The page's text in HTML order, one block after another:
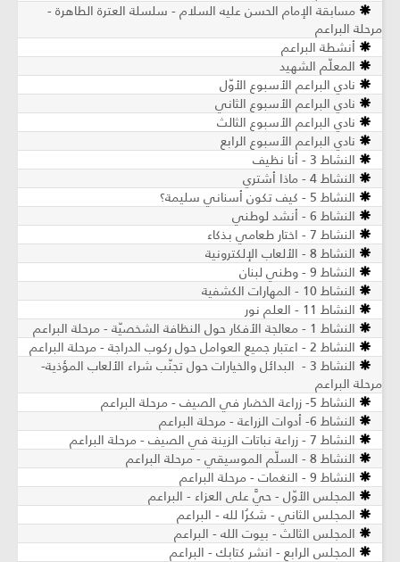
مسابقة الإمام الحسن عليه السلام - سلسلة العترة الطاهرة -
مرحلة البراعم
أنشطة البراعم
المعلّم الشهيد
نادي البراعم الأسبوع الأوّل
نادي البراعم الأسبوع الثاني
نادي البراعم الأسبوع الثالث
نادي البراعم الأسبوع الرابع
النشاط 3 - أنا نظيف
النشاط 4 - ماذا أشتري
النشاط 5 - كيف تكون أسناني سليمة؟
النشاط 6 - أنشد لوطني
النشاط 7 - اختار طعامي بذكاء
النشاط 8 - الألعاب الإلكترونية
النشاط 9 - وطني لبنان
النشاط 10 - المهارات الكشفية
النشاط 11 - العلم نور
النشاط 1 - معالجة الأفكار حول النظافة الشخصيّة - مرحلة البراعم
النشاط 2 - اعتبار جميع العوامل حول ركوب الدراجة - مرحلة البراعم
النشاط 3 - البدائل والخيارات حول تجنّب شراء الألعاب المؤذية-
مرحلة البراعم
النشاط 5- زراعة الخضار في الصيف - مرحلة البراعم
النشاط 6- أدوات الزراعة - مرحلة البراعم
النشاط 7 - زراعة نباتات الزينة في الصيف ​- مرحلة البراعم
النشاط 8 - السلّم الموسيقي - مرحلة البراعم
النشاط 9 - النغمات - مرحلة البراعم
المجلس الأوّل - حيَّ على العزاء - البراعم
المجلس الثاني - شكرُا لله - البراعم
المجلس الثالث - بيوت الله - البراعم
المجلس الرابع - انشر كتابك - البراعم